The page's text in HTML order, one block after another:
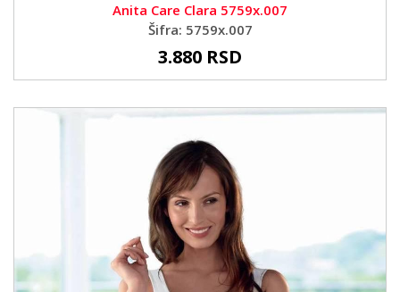
Anita Care Clara 5759x.007
Šifra: 5759x.007
3.880 RSD